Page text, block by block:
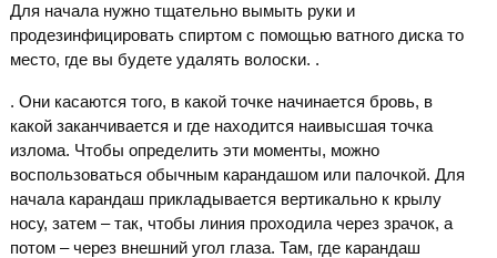
Для начала нужно тщательно вымыть руки и
продезинфицировать спиртом с помощью ватного диска то
место, где вы будете удалять волоски. .
. Они касаются того, в какой точке начинается бровь, в
какой заканчивается и где находится наивысшая точка
излома. Чтобы определить эти моменты, можно
воспользоваться обычным карандашом или палочкой. Для
начала карандаш прикладывается вертикально к крылу
носу, затем – так, чтобы линия проходила через зрачок, а
потом – через внешний угол глаза. Там, где карандаш